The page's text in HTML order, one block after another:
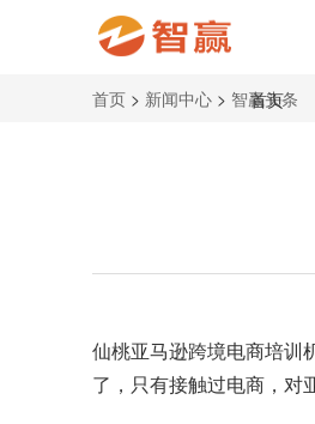
首页
首页 > 新闻中心 > 智赢头条
仙桃亚马逊跨境电商培训
了，只有接触过电商，对